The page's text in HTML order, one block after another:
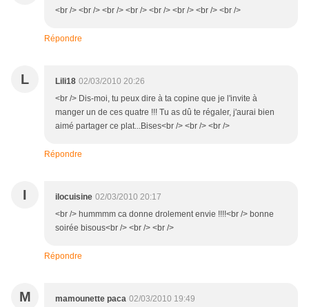
<br /> <br /> <br /> <br /> <br /> <br /> <br /> <br />
Répondre
L Lili18 02/03/2010 20:26
<br /> Dis-moi, tu peux dire à ta copine que je l'invite à
manger un de ces quatre !!! Tu as dû te régaler, j'aurai bien
aimé partager ce plat...Bises<br /> <br /> <br />
Répondre
I ilocuisine 02/03/2010 20:17
<br /> hummmm ca donne drolement envie !!!!<br /> bonne
soirée bisous<br /> <br /> <br />
Répondre
M mamounette paca 02/03/2010 19:49